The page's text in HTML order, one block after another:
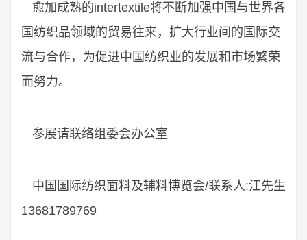
愈加成熟的intertextile将不断加强中国与世界各
国纺织品领域的贸易往来，扩大行业间的国际交
流与合作，为促进中国纺织业的发展和市场繁荣
而努力。
参展请联络组委会办公室
中国国际纺织面料及辅料博览会/联系人:江先生
13681789769